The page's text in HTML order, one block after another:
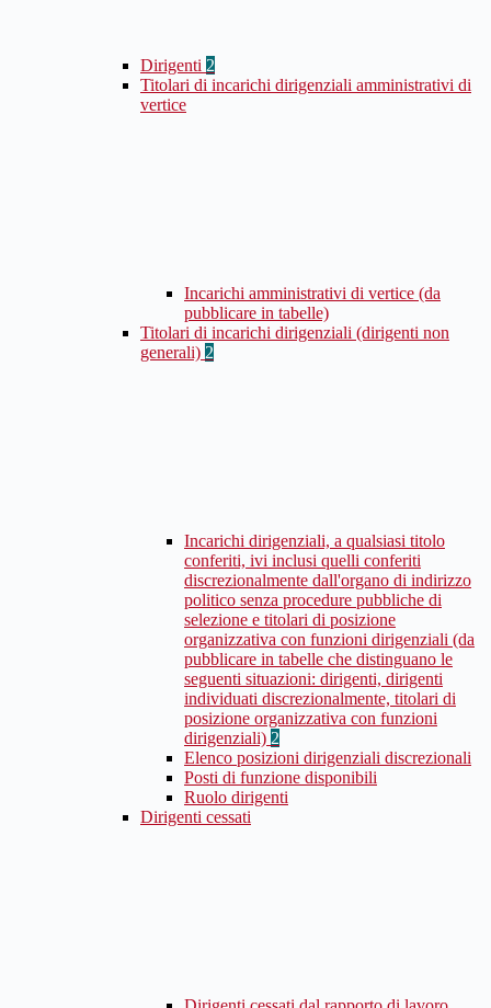
Dirigenti 2
Titolari di incarichi dirigenziali amministrativi di
vertice
Incarichi amministrativi di vertice (da
pubblicare in tabelle)
Titolari di incarichi dirigenziali (dirigenti non
generali) 2
Incarichi dirigenziali, a qualsiasi titolo
conferiti, ivi inclusi quelli conferiti
discrezionalmente dall'organo di indirizzo
politico senza procedure pubbliche di
selezione e titolari di posizione
organizzativa con funzioni dirigenziali (da
pubblicare in tabelle che distinguano le
seguenti situazioni: dirigenti, dirigenti
individuati discrezionalmente, titolari di
posizione organizzativa con funzioni
dirigenziali) 2
Elenco posizioni dirigenziali discrezionali
Posti di funzione disponibili
Ruolo dirigenti
Dirigenti cessati